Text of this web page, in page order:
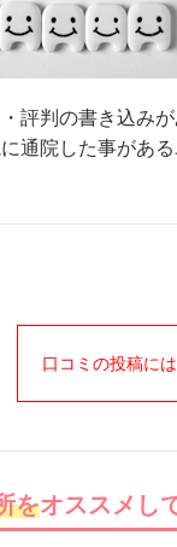
判の書き込みが
院した事がある
口コミの投稿に
をオススメし